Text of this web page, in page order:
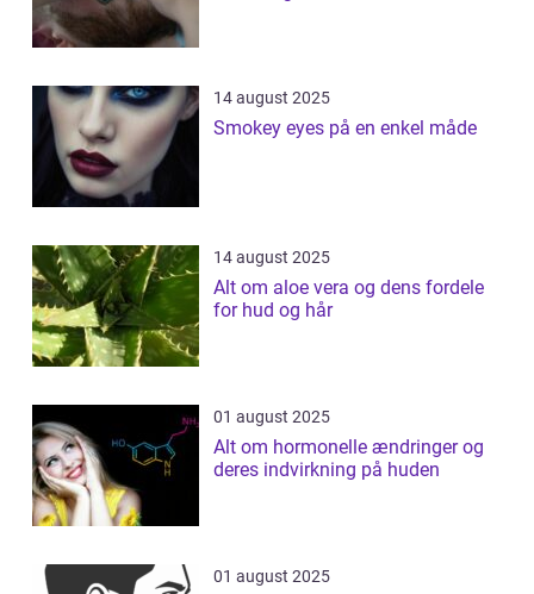
14 august 2025
Smokey eyes på en enkel måde
14 august 2025
Alt om aloe vera og dens fordele
for hud og hår
01 august 2025
Alt om hormonelle ændringer og
deres indvirkning på huden
01 august 2025